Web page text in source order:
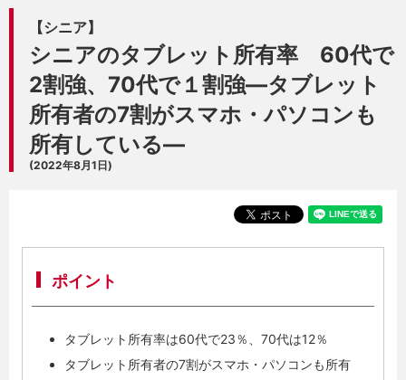
【シニア】
シニアのタブレット所有率 60代で
2割強、70代で１割強―タブレット
所有者の7割がスマホ・パソコンも
所有している―
(2022年8月1日)
ポイント
タブレット所有率は60代で23％、70代は12％
タブレット所有者の7割がスマホ・パソコンも所有